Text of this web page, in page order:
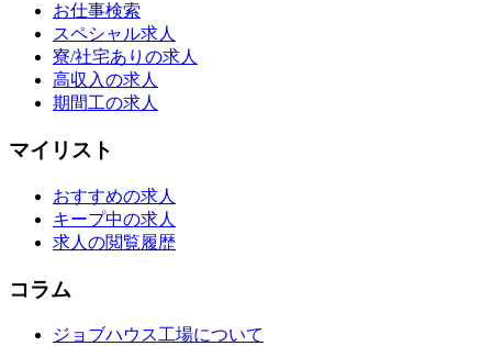
お仕事検索
スペシャル求人
寮/社宅ありの求人
高収入の求人
期間工の求人
マイリスト
おすすめの求人
キープ中の求人
求人の閲覧履歴
コラム
ジョブハウス工場について